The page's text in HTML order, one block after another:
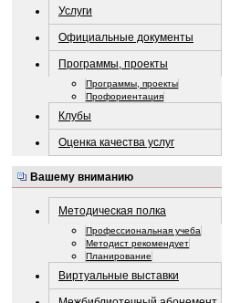
Услуги
Официальные документы
Программы, проекты
Программы, проекты
Профориентация
Клубы
Оценка качества услуг
Вашему вниманию
Методическая полка
Профессиональная учеба
Методист рекомендует
Планирование
Виртуальные выставки